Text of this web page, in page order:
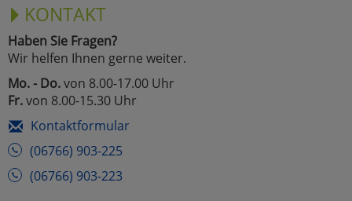
KONTAKT
Haben Sie Fragen?
Wir helfen Ihnen gerne weiter.
Mo. - Do.von 8.00-17.00 Uhr
Fr.von 8.00-15.30 Uhr
Kontaktformular
(06766) 903-225
(06766) 903-223